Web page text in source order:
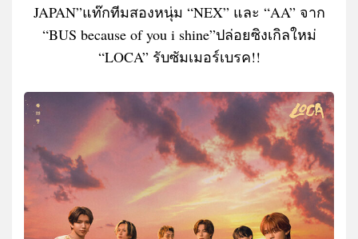
JAPAN”แท๊กทีมสองหนุ่ม “NEX” และ “AA” จาก
“BUS because of you i shine”ปล่อยซิงเกิลใหม่
“LOCA” รับซัมเมอร์เบรค!!